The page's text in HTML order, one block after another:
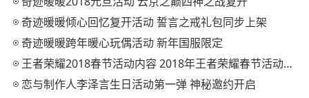
奇迹暖暖倾心回忆复开活动 誓言之戒礼包同步上架
奇迹暖暖跨年暖心玩偶活动 新年国服限定
王者荣耀2018春节活动内容 2018年王者荣耀春节活动大全
恋与制作人李泽言生日活动第一弹 神秘邀约开启